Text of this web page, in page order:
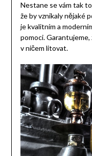
Nestane se vám tak
že by vznikaly nějaké
je kvalitním a
pomoci.
v ničem litovat.